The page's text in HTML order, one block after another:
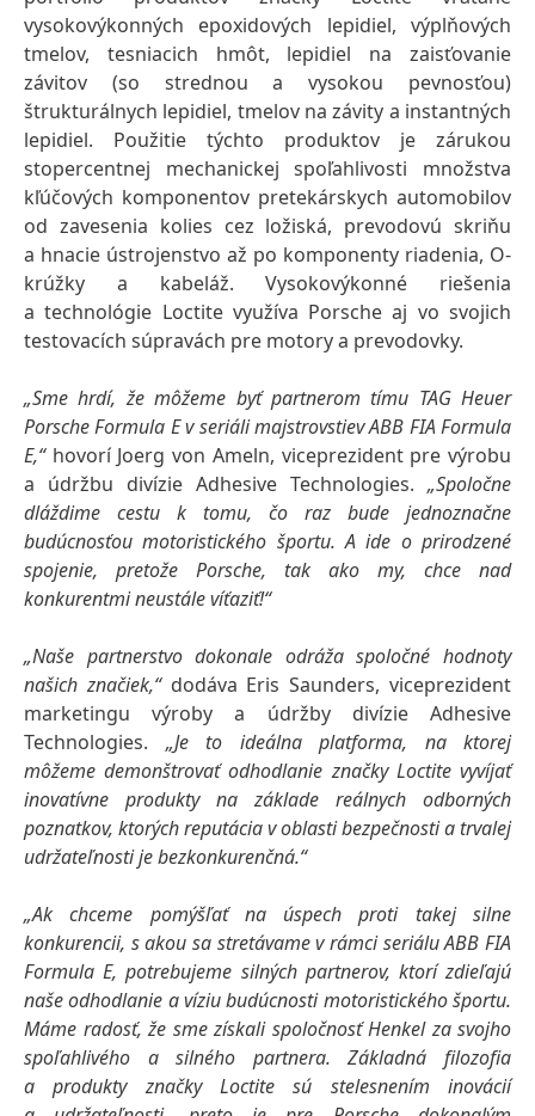
vysokovýkonných epoxidových lepidiel, výplňových
tmelov, tesniacich hmôt, lepidiel na zaisťovanie
závitov (so strednou a vysokou pevnosťou)
štrukturálnych lepidiel, tmelov na závity a instantných
lepidiel. Použitie týchto produktov je zárukou
stopercentnej mechanickej spoľahlivosti množstva
kľúčových komponentov pretekárskych automobilov
od zavesenia kolies cez ložiská, prevodovú skriňu
a hnacie ústrojenstvo až po komponenty riadenia, O-
krúžky a kabeláž. Vysokovýkonné riešenia
a technológie Loctite využíva Porsche aj vo svojich
testovacích súpravách pre motory a prevodovky.
„Sme hrdí, že môžeme byť partnerom tímu TAG Heuer
Porsche Formula E v seriáli majstrovstiev ABB FIA Formula
E,“hovorí Joerg von Ameln, viceprezident pre výrobu
a údržbu divízie Adhesive Technologies. „Spoločne
dláždime cestu k tomu, čo raz bude jednoznačne
budúcnosťou motoristického športu. A ide o prirodzené
spojenie, pretože Porsche, tak ako my, chce nad
konkurentmi neustále víťaziť!“
„Naše partnerstvo dokonale odráža spoločné hodnoty
našich značiek,“dodáva Eris Saunders, viceprezident
marketingu výroby a údržby divízie Adhesive
Technologies. „Je to ideálna platforma, na ktorej
môžeme demonštrovať odhodlanie značky Loctite vyvíjať
inovatívne produkty na základe reálnych odborných
poznatkov, ktorých reputácia v oblasti bezpečnosti a trvalej
udržateľnosti je bezkonkurenčná.“
„Ak chceme pomýšľať na úspech proti takej silne
konkurencii, s akou sa stretávame v rámci seriálu ABB FIA
Formula E, potrebujeme silných partnerov, ktorí zdieľajú
naše odhodlanie a víziu budúcnosti motoristického športu.
Máme radosť, že sme získali spoločnosť Henkel za svojho
spoľahlivého a silného partnera.
Základná filozofia
a produkty značky Loctite sú stelesnením inovácií